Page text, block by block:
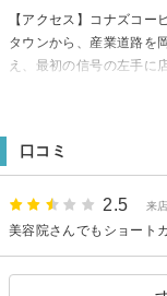
【アクセス】コナズコ
タウンから、産業道路を
え、最初の信号の左手に
【備考】★駐車場⇒店舗
口コミ
2.5 来
美容院さんでもショート